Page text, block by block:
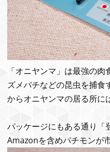
「オニヤンマ」は最強の
ズメバチなどの昆虫を捕
からオニヤンマの居る所に
パッケージにもある通り「
Amazonを含めパチモンが